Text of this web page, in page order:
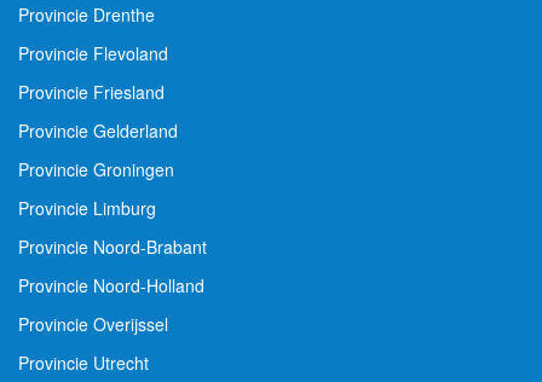
Provincie Drenthe
Provincie Flevoland
Provincie Friesland
Provincie Gelderland
Provincie Groningen
Provincie Limburg
Provincie Noord-Brabant
Provincie Noord-Holland
Provincie Overijssel
Provincie Utrecht